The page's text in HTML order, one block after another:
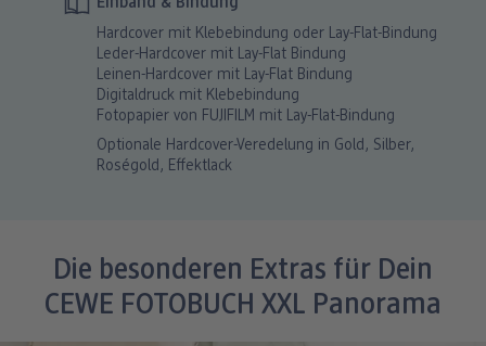
Hardcover mit Klebebindung oder Lay-Flat-Bindung
Leder-Hardcover mit Lay-Flat Bindung
Leinen-Hardcover mit Lay-Flat Bindung
Digitaldruck mit Klebebindung
Fotopapier von FUJIFILM mit Lay-Flat-Bindung
Optionale Hardcover-Veredelung in Gold, Silber,
Roségold, Effektlack
Die besonderen Extras für Dein
CEWE FOTOBUCH XXL Panorama